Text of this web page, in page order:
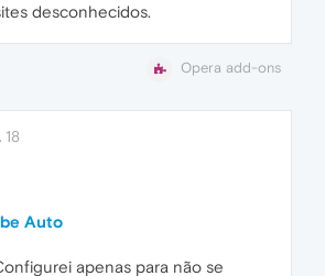
desconhecidos.
Opera add-ons
18
Auto
apenas para não se